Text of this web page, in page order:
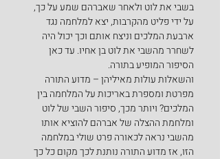
בשבי את לוט ולאחר שאברהם שמע על כך,
על ידי פליט מהקרבות, יצא למלחמה נגד
ארבעת המלכים וניצח אותם וכך יכול היה
לשחרר מהשבי את לוט בן אחיו. עד כאן
הסיפור המופיע בתורה.
והשאלות עולות מאיליהן – מדוע התורה
מפרטת ומספרת באריכות על המלחמה בין
המלכים? ויותר מכך, סיפור השבי של לוט
ומלחמת ההצלה של אברהם להוציא אותו
מהשבי נראה לכאורה פרט שולי במלחמה
הזו, אז מדוע התורה נותנת לכך מקום כל כך